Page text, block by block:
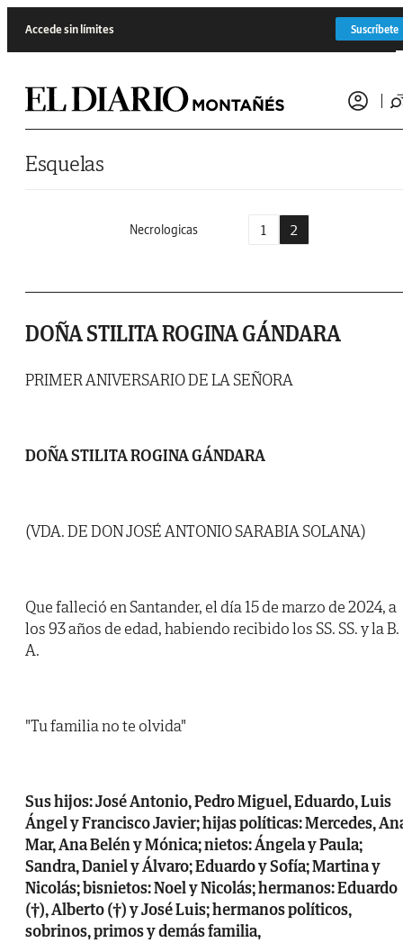
Accede sin límites Suscríbete
Esquelas
Necrologicas 1 2
DOÑA STILITA ROGINA GÁNDARA
PRIMER ANIVERSARIO DE LA SEÑORA
DOÑA STILITA ROGINA GÁNDARA
(VDA. DE DON JOSÉ ANTONIO SARABIA SOLANA)
Que falleció en Santander, el día 15 de marzo de 2024, a
los 93 años de edad, habiendo recibido los SS. SS. y la B.
A.
"Tu familia no te olvida"
Sus hijos: José Antonio, Pedro Miguel, Eduardo, Luis
Ángel y Francisco Javier; hijas políticas: Mercedes,
Mar, Ana Belén y Mónica; nietos: Ángela y Paula;
Sandra, Daniel y Álvaro; Eduardo y Sofía; Martina y
Nicolás; bisnietos: Noel y Nicolás; hermanos: Eduardo
(†), Alberto (†) y José Luis; hermanos políticos,
sobrinos, primos y demás familia,